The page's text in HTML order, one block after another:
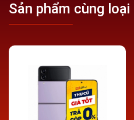
Điều kiện thu máy cũ
Điện thoại có thể
Sản phẩm cùng loại